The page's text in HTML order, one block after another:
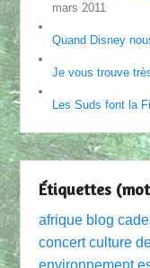
mars 2011
Quand Disney
Je vous trouve
Les Suds font la
Étiquettes
afrique blog
concert culture
environnement